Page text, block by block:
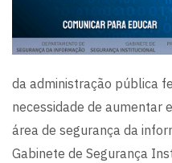
da administração pública
necessidade de aumentar
área de segurança da
Gabinete de Segurança